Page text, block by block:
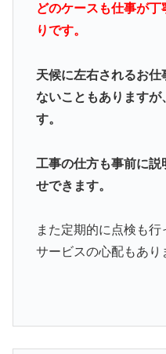
どのケースも仕事が
りです。
天候に左右されるお仕
ないこともあります
す。
工事の仕方も事前に
せできます。
また定期的に点検も
サービスの心配もあり